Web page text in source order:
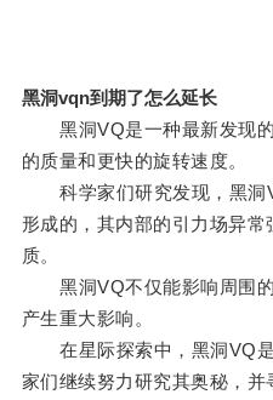
黑洞vqn到期了怎么延长
黑洞VQ是一种最新发现的
的质量和更快的旋转速度。
科学家们研究发现，黑洞
形成的，其内部的引力场异
质。
黑洞VQ不仅能影响周围的
产生重大影响。
在星际探索中，黑洞VQ是
家们继续努力研究其奥秘，